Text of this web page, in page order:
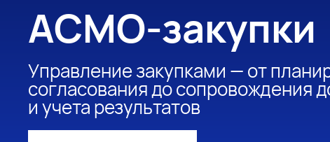
АСМО-закупки
Управление закупками — от
согласования до сопровождения
и учета результатов